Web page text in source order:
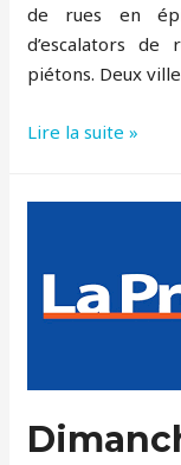
de rues en
d’escalators
piétons. Deux
Jeanne
Lire la suite »